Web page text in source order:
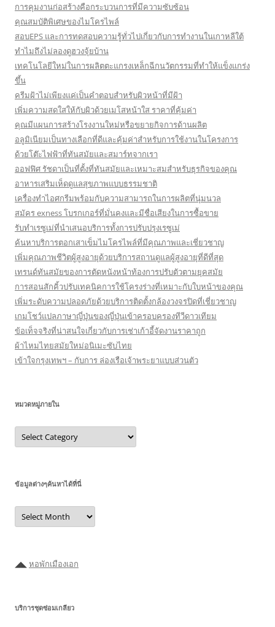
การคุมงานก่อสร้างคือกระบวนการที่มีความซับซ้อน
คุณสมบัติพิเศษของไมโครไพล์
สอบEPS และการทดสอบความรู้ทั่วไปเกี่ยวกับการทำงานในเกาหลีใต้
ทำไมถึงไม่ลองดูฮวงจุ้ยบ้าน
เทคโนโลยีใหม่ในการผลิตตะแกรงเหล็กฉีกนวัตกรรมที่ทำให้แข็งแกร่ง
ขึ้น
ครีมฝ้าไม่เพียงแค่เป็นคำตอบสำหรับผิวหน้าที่มีฝ้า
เพิ่มความสดใสให้กับผิวด้วยเมโสหน้าใส ราคาที่คุ้มค่า
คุณมีแผนการสร้างโรงงานใหม่หรือขยายกิจการด้านผลิต
อลูมิเนียมเป็นทางเลือกที่ดีและคุ้มค่าสำหรับการใช้งานในโครงการ
ด้วยโต๊ะไฟฟ้าที่ทันสมัยและสมาร์ทจากเรา
ออฟฟิศ รัชดาเป็นที่ตั้งที่ทันสมัยและเหมาะสมสำหรับธุรกิจของคุณ
อาหารเสริมเห็ดดูแลสุขภาพแบบธรรมชาติ
เครื่องทำไอศกรีมพร้อมกับความสามารถในการผลิตที่นุ่มนวล
สมัคร exness โบรกเกอร์ที่มั่นคงและมีชื่อเสียงในการซื้อขาย
รับทำเรซูเม่ที่นำเสนอบริการทั้งการปรับปรุงเรซูเม่
ค้นหาบริการตอกเสาเข็มไมโครไพล์ที่มีคุณภาพและเชี่ยวชาญ
เพิ่มคุณภาพชีวิตผู้สูงอายุด้วยบริการสถานดูแลผู้สูงอายุที่ดีที่สุด
เทรนด์ทันสมัยของการตัดหนังหน้าท้องการปรับตัวตามยุคสมัย
การสอนสักคิ้วปรับเทคนิคการใช้โครงร่างที่เหมาะกับใบหน้าของคุณ
เพิ่มระดับความปลอดภัยด้วยบริการติดตั้งกล้องวงจรปิดที่เชี่ยวชาญ
เกมโชว์แปลภาษาญี่ปุ่นของญี่ปุ่นเข้าครอบครองทีวีดาวเทียม
ข้อเท็จจริงที่น่าสนใจเกี่ยวกับการเช่าเก้าอี้จัดงานราคาถูก
ผ้าไหมไทยสมัยใหม่อนิเมะซับไทย
เข้าใจกรุงเทพฯ – กับการ ล่องเรือเจ้าพระยาแบบส่วนตัว
หมวดหมู่ภายใน
หมวด
หมู่
ภายใน
ข้อมูลต่างๆค้นหาได้ที่นี่
ข้อมูล
ต่างๆ
ค้นหา
◢◣ หอพักเมืองเอก
บริการชุดซ่อมเกลียว